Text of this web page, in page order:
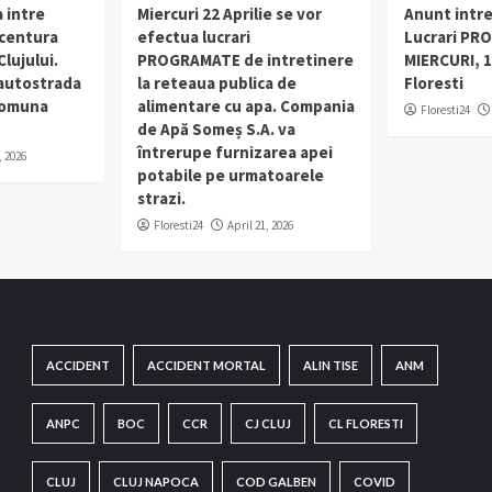
intre
2026
Miercuri 22 Aprilie se vor
efectua lucrari
PROGRAMATE de intretinere
la reteaua publica de
alimentare cu apa. Compania
de Apă Someș S.A. va
întrerupe furnizarea apei
potabile pe urmatoarele
strazi.
Floresti24 April 21, 2026
Anunt
Lucrari
MIERCURI,
Floresti
Floresti24
ACCIDENT ACCIDENT MORTAL ALIN TISE ANM
ANPC BOC CCR CJ CLUJ CL FLORESTI
CLUJ CLUJ NAPOCA COD GALBEN COVID